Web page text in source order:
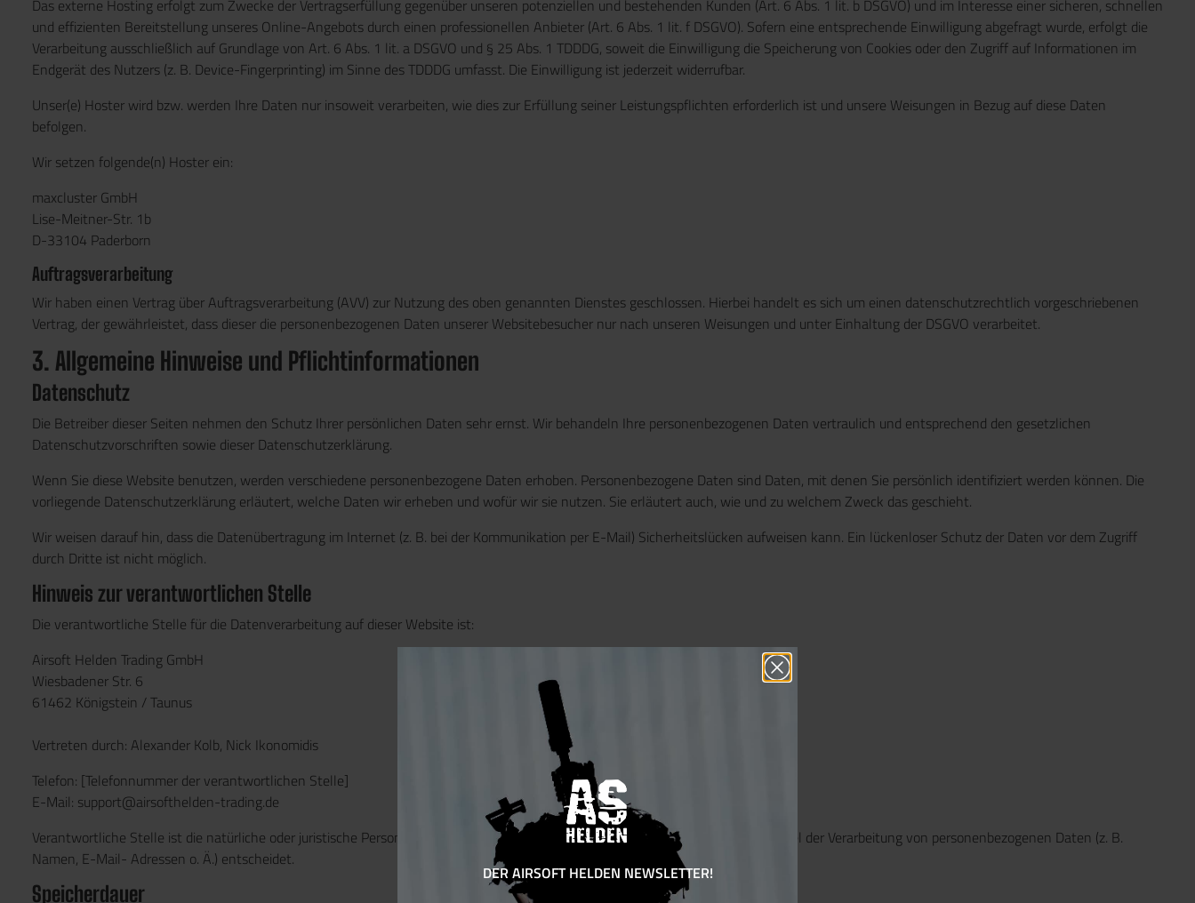
Das externe Hosting erfolgt zum Zwecke der Vertragserfüllung gegenüber unseren potenziellen und bestehenden Kunden (Art. 6 Abs. 1 lit. b DSGVO) und im Interesse einer sicheren, schnellen
und effizienten Bereitstellung unseres Online-Angebots durch einen professionellen Anbieter (Art. 6 Abs. 1 lit. f DSGVO). Sofern eine entsprechende Einwilligung abgefragt wurde, erfolgt die
Verarbeitung ausschließlich auf Grundlage von Art. 6 Abs. 1 lit. a DSGVO und § 25 Abs. 1 TDDDG, soweit die Einwilligung die Speicherung von Cookies oder den Zugriff auf Informationen im
Endgerät des Nutzers (z. B. Device-Fingerprinting) im Sinne des TDDDG umfasst. Die Einwilligung ist jederzeit widerrufbar.
Unser(e) Hoster wird bzw. werden Ihre Daten nur insoweit verarbeiten, wie dies zur Erfüllung seiner Leistungspflichten erforderlich ist und unsere Weisungen in Bezug auf diese Daten
befolgen.
Wir setzen folgende(n) Hoster ein:
maxcluster GmbH
Lise-Meitner-Str. 1b
D-33104 Paderborn
Auftragsverarbeitung
Wir haben einen Vertrag über Auftragsverarbeitung (AVV) zur Nutzung des oben genannten Dienstes geschlossen. Hierbei handelt es sich um einen datenschutzrechtlich vorgeschriebenen
Vertrag, der gewährleistet, dass dieser die personenbezogenen Daten unserer Websitebesucher nur nach unseren Weisungen und unter Einhaltung der DSGVO verarbeitet.
3. Allgemeine Hinweise und Pflicht­informationen
Datenschutz
Die Betreiber dieser Seiten nehmen den Schutz Ihrer persönlichen Daten sehr ernst. Wir behandeln Ihre personenbezogenen Daten vertraulich und entsprechend den gesetzlichen
Datenschutzvorschriften sowie dieser Datenschutzerklärung.
Wenn Sie diese Website benutzen, werden verschiedene personenbezogene Daten erhoben. Personenbezogene Daten sind Daten, mit denen Sie persönlich identifiziert werden können. Die
vorliegende Datenschutzerklärung erläutert, welche Daten wir erheben und wofür wir sie nutzen. Sie erläutert auch, wie und zu welchem Zweck das geschieht.
Wir weisen darauf hin, dass die Datenübertragung im Internet (z. B. bei der Kommunikation per E-Mail) Sicherheitslücken aufweisen kann. Ein lückenloser Schutz der Daten vor dem Zugriff
durch Dritte ist nicht möglich.
Hinweis zur verantwortlichen Stelle
Die verantwortliche Stelle für die Datenverarbeitung auf dieser Website ist:
Airsoft Helden Trading GmbH
Wiesbadener Str. 6
61462 Königstein / Taunus
Vertreten durch: Alexander Kolb, Nick Ikonomidis
Telefon: [Telefonnummer der verantwortlichen Stelle]
E-Mail: support@airsofthelden-trading.de
Verantwortliche Stelle ist die natürliche oder juristische Person, die allein oder gemeinsam mit anderen über die Zwecke und Mittel der Verarbeitung von personenbezogenen Daten (z. B.
Namen, E-Mail- Adressen o. Ä.) entscheidet.
Speicherdauer
DER AIRSOFT HELDEN NEWSLETTER!